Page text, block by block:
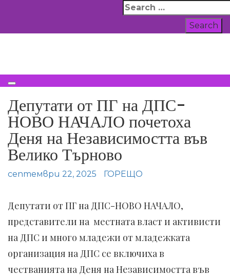
Search
for:
Депутати от ПГ на ДПС-
НОВО НАЧАЛО почетоха
Деня на Независимостта във
Велико Търново
септември 22, 2025 ГОРЕЩО
Депутати от ПГ на ДПС-НОВО НАЧАЛО,
представители на местната власт и активисти
на ДПС и много младежи от младежката
организация на ДПС се включиха в
честванията на Деня на Независимостта във